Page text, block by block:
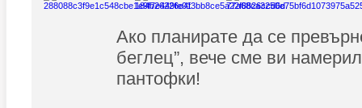
Ако планирате да се
беглец”, вече сме ви
пантофки!